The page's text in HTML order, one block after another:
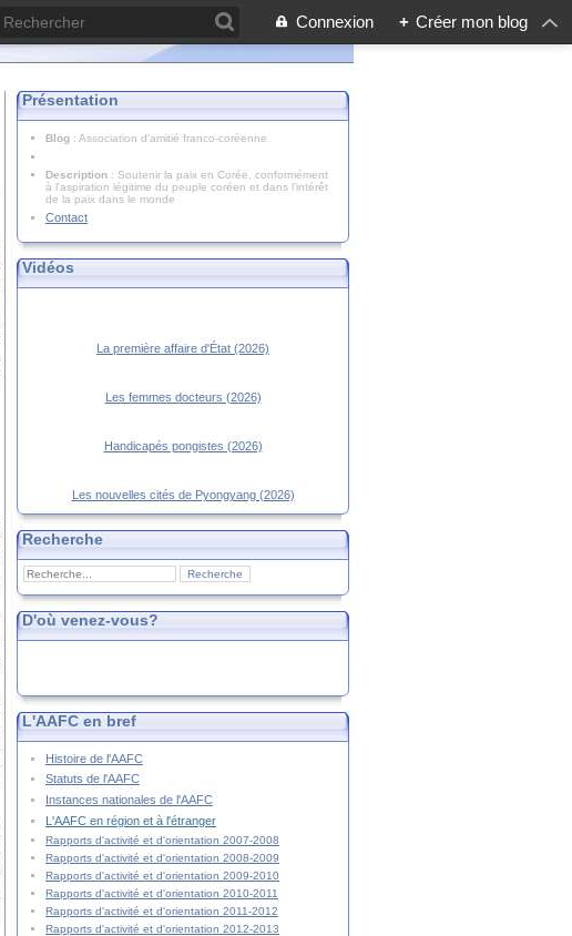
Connexion + Créer mon blog
Présentation
Blog : Association d'amitié franco-coréenne
Description : Soutenir la paix en Corée, conformément
à l'aspiration légitime du peuple coréen et dans l’intérêt
de la paix dans le monde
Contact
Vidéos
La première affaire d'État (2026)
Les femmes docteurs (2026)
Handicapés pongistes (2026)
Les nouvelles cités de Pyongyang (2026)
Recherche
D'où venez-vous?
L'AAFC en bref
Histoire de l'AAFC
Statuts de l'AAFC
Instances nationales de l'AAFC
L'AAFC en région et à l'étranger
Rapports d'activité et d'orientation 2007-2008
Rapports d'activité et d'orientation 2008-2009
Rapports d'activité et d'orientation 2009-2010
Rapports d'activité et d'orientation 2010-2011
Rapports d'activité et d'orientation 2011-2012
Rapports d'activité et d'orientation 2012-2013